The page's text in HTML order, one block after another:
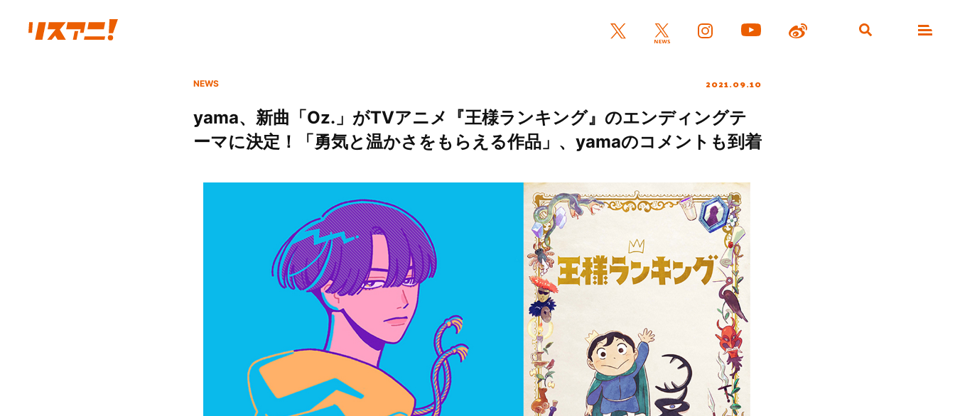
NEWS 2021.09.10
yama、新曲「Oz.」がTVアニメ『王様ランキング』のエンディングテ
ーマに決定！「勇気と温かさをもらえる作品」、yamaのコメントも到着